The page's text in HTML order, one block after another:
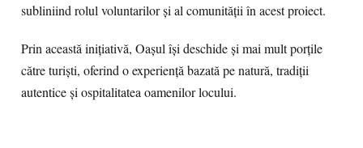
subliniind rolul voluntarilor și al comunității în acest proiect.
Prin această inițiativă, Oașul își deschide și mai mult porțile
către turiști, oferind o experiență bazată pe natură, tradiții
autentice și ospitalitatea oamenilor locului.